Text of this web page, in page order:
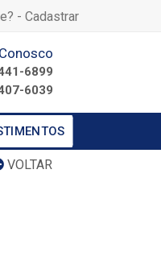
- Cadastrar
6899
6039
VOLTAR